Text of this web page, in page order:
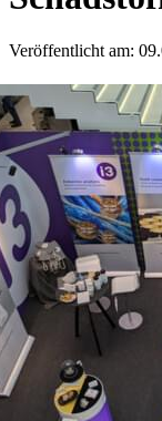
Veröffentlicht am: